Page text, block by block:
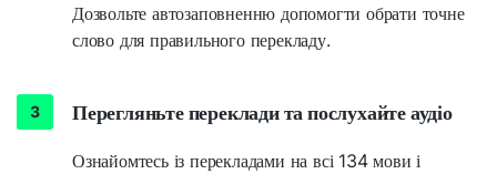
Дозвольте автозаповненню допомогти обрати точне
слово для правильного перекладу.
Перегляньте переклади та послухайте аудіо
Ознайомтесь із перекладами на всі 134 мови і